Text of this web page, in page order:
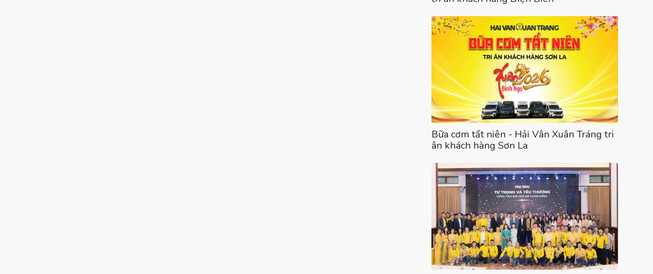
Bữa cơm tất niên - Hải Vân Xuân Tráng tri
ân khách hàng Sơn La